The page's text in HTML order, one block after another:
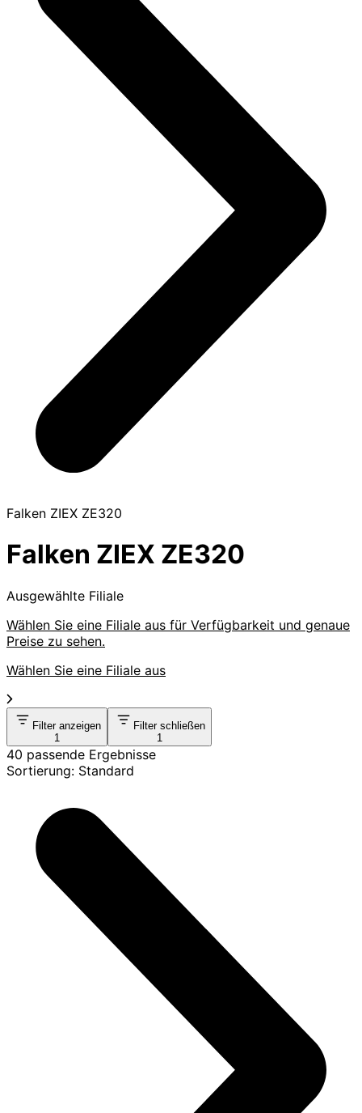
Falken ZIEX ZE320
Falken ZIEX ZE320
Ausgewählte Filiale
Wählen Sie eine Filiale aus für Verfügbarkeit und genaue
Preise zu sehen.
Wählen Sie eine Filiale aus
Filter anzeigen
1
Filter schließen
1
40 passende Ergebnisse
Sortierung: Standard